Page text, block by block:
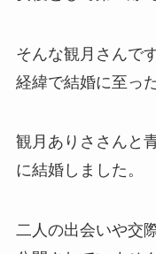
そんな観月さんで
経緯で結婚に至っ
観月ありささんと
に結婚しました。
二人の出会いや交